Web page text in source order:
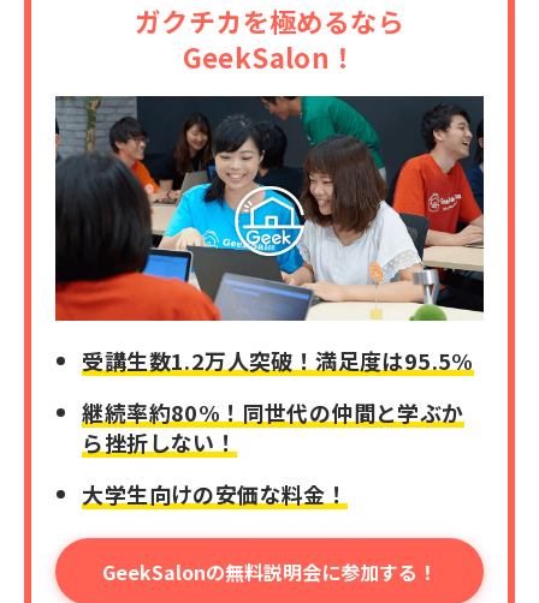
ガクチカを極めるなら
GeekSalon！
受講生数1.2万人突破！満足度は95.5%
継続率約80%！同世代の仲間と学ぶか
ら挫折しない！
大学生向けの安価な料金！
GeekSalonの無料説明会に参加する！